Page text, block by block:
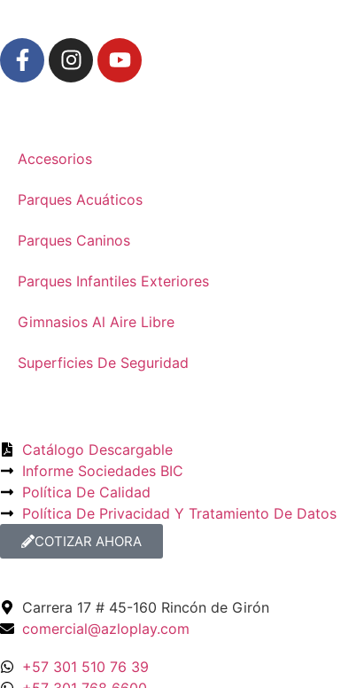
Accesorios
Parques Acuáticos
Parques Caninos
Parques Infantiles Exteriores
Gimnasios Al Aire Libre
Superficies De Seguridad
Catálogo Descargable
Informe Sociedades BIC
Política De Calidad
Política De Privacidad Y Tratamiento De Datos
COTIZAR AHORA
Carrera 17 # 45-160 Rincón de Girón
comercial@azloplay.com
+57 301 510 76 39